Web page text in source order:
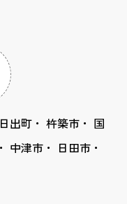
日出町 杵築市
国
中津市
日田市